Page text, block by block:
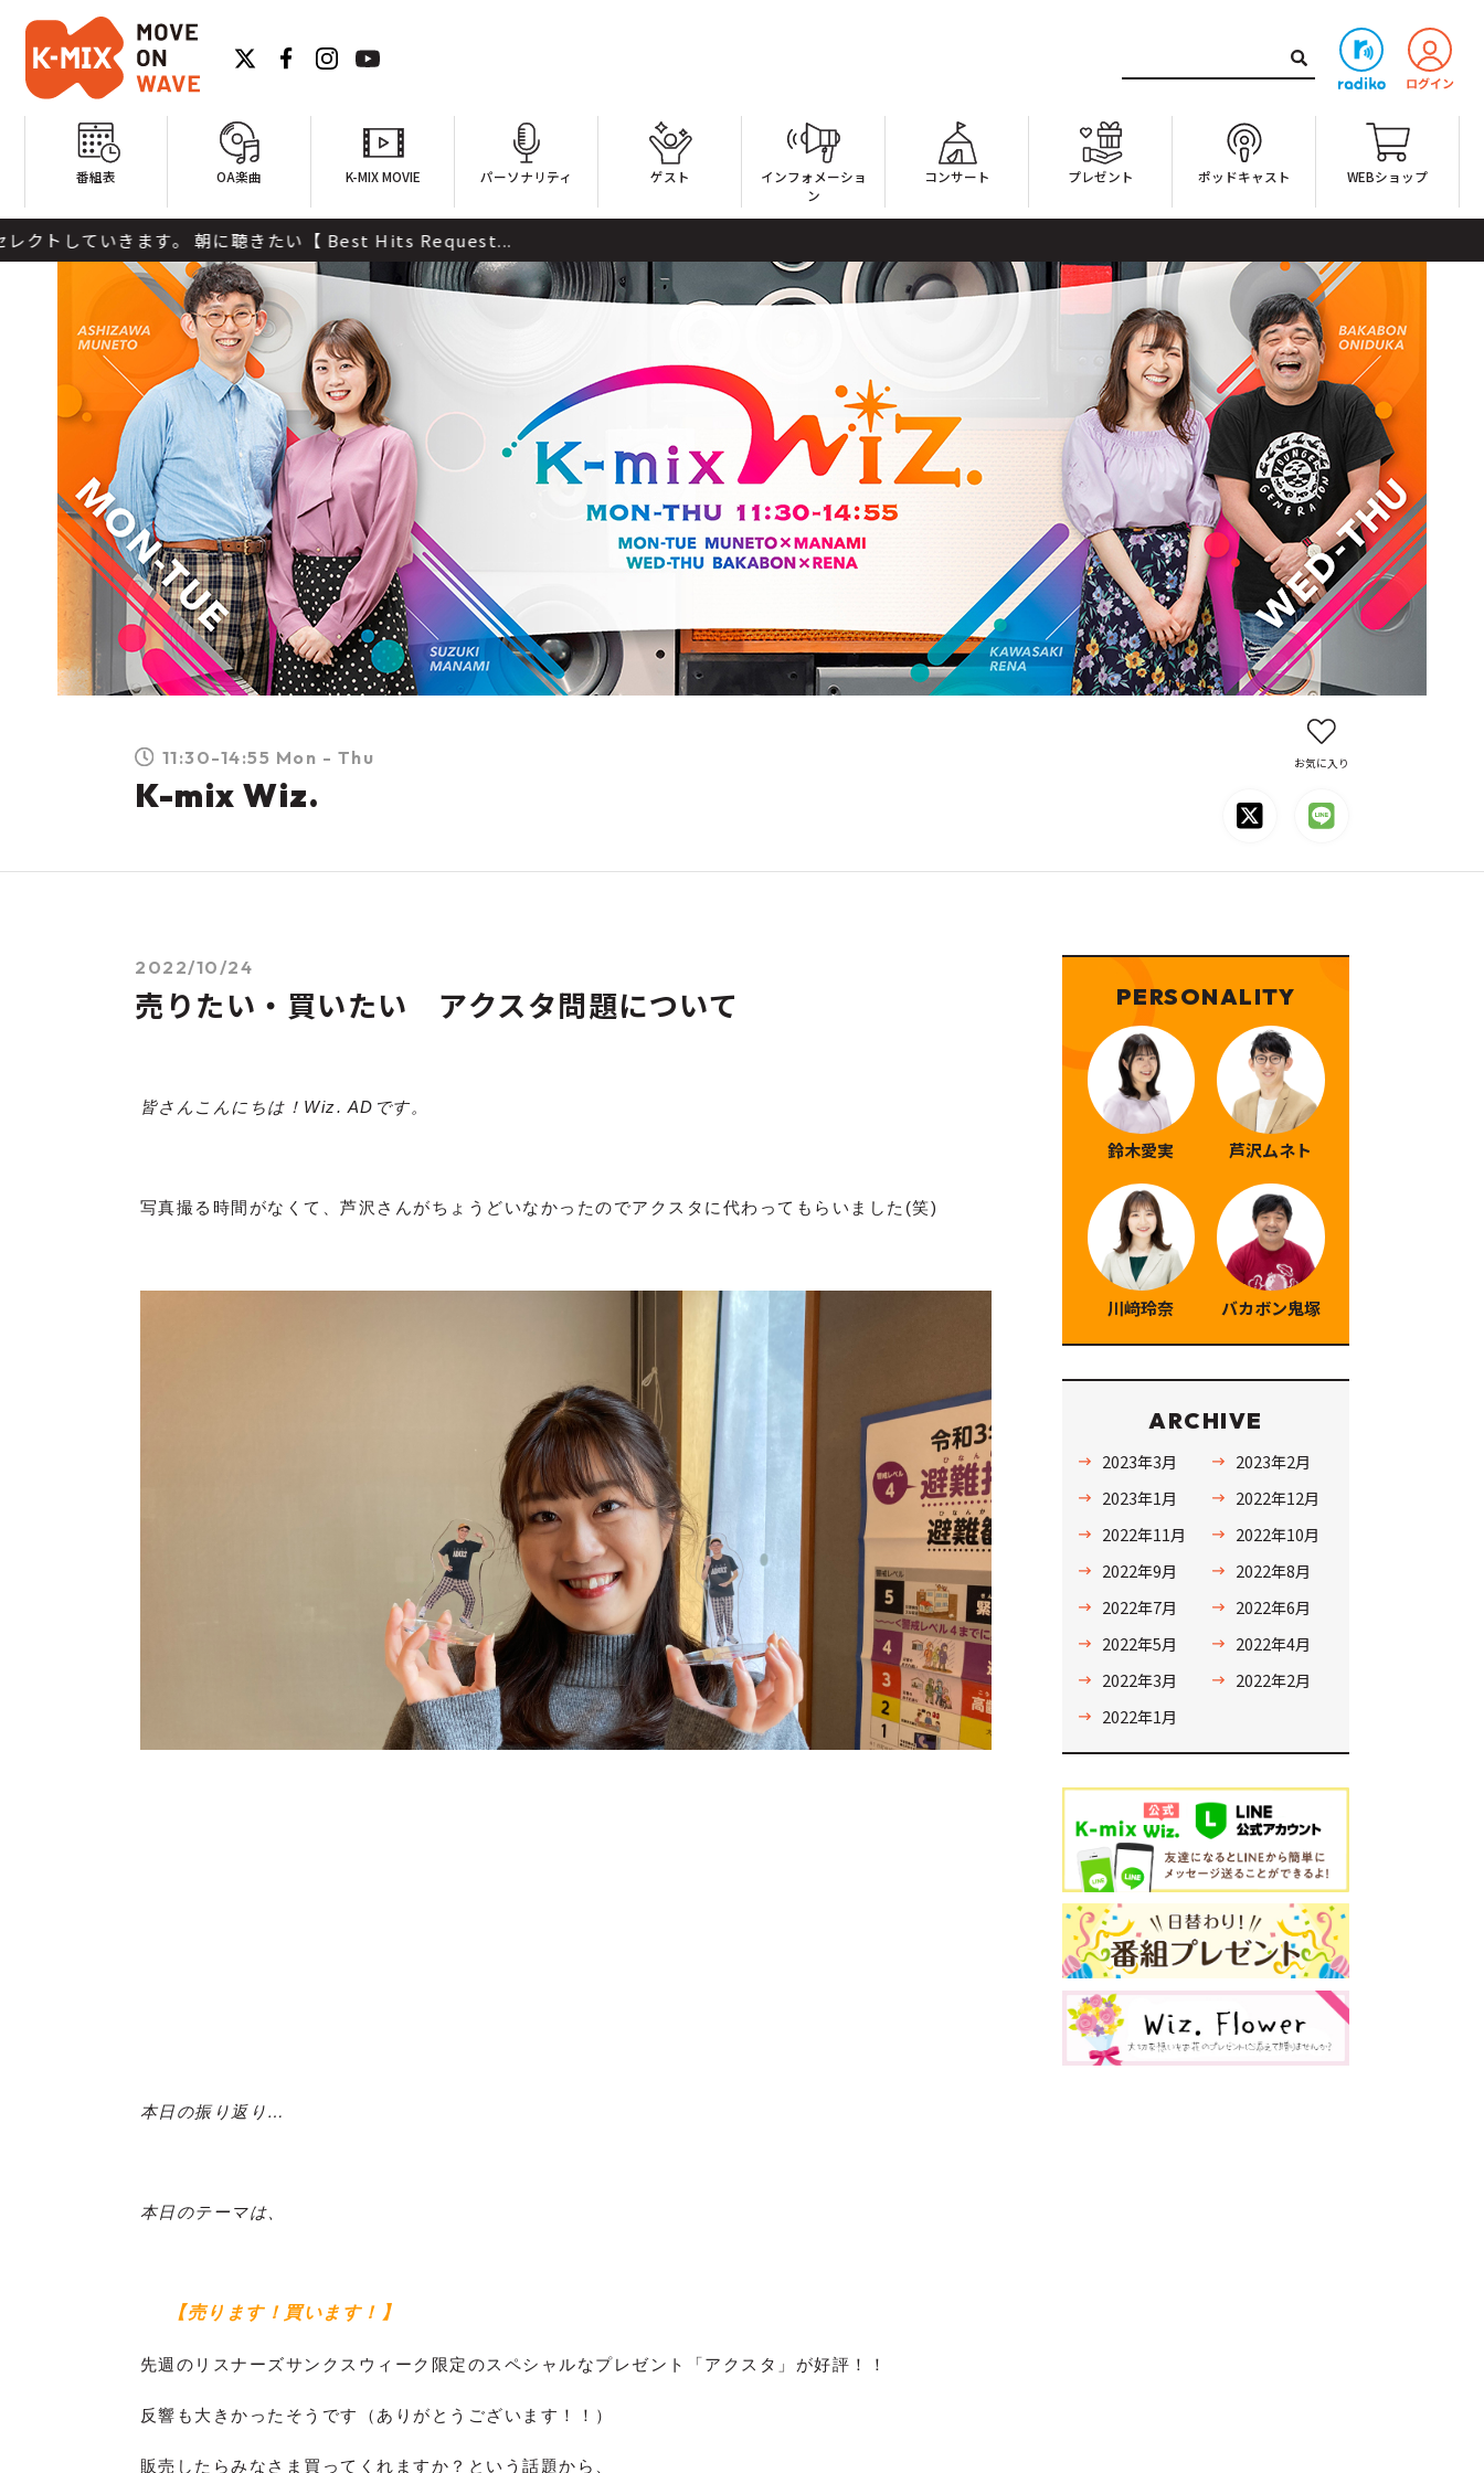
番組表 OA楽曲 K-MIX MOVIE パーソナリティ ゲスト
インフォメーショ
ン
コンサート プレゼント ポッドキャスト WEBショップ
朝に聴きたい【 Best Hits Request...
11:30-14:55 Mon - Thu
K-mix Wiz.
お気に入り
2022/10/24
売りたい・買いたい アクスタ問題について
皆さんこんにちは！Wiz. ADです。
写真撮る時間がなくて、芦沢さんがちょうどいなかったのでアクスタに代わってもらいました(笑)
本日の振り返り…
本日のテーマは、
【売ります！買います！】
先週のリスナーズサンクスウィーク限定のスペシャルなプレゼント「アクスタ」が好評！！
反響も大きかったそうです（ありがとうございます！！）
販売したらみなさま買ってくれますか？という話題から、
PERSONALITY
鈴木愛実 芦沢ムネト
川﨑玲奈 バカボン鬼塚
ARCHIVE
2023年3月
2023年2月
2023年1月
2022年12月
2022年11月
2022年10月
2022年9月
2022年8月
2022年7月
2022年6月
2022年5月
2022年4月
2022年3月
2022年2月
2022年1月